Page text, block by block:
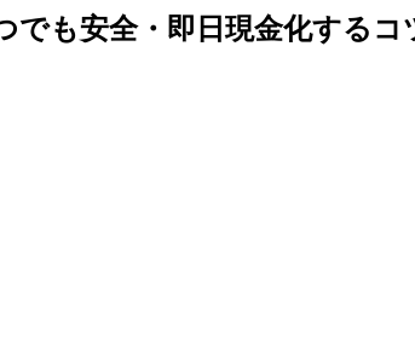
でも安全・即日現金化するコ